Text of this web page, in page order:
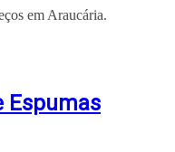
em Araucária.
Espumas